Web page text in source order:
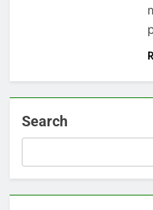
Search